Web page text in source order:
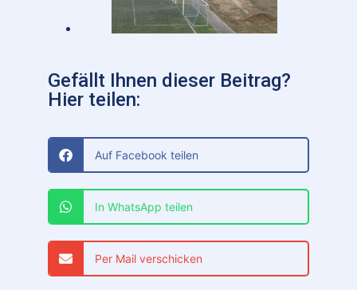
Gefällt Ihnen dieser Beitrag?
Hier teilen:
Auf Facebook teilen
In WhatsApp teilen
Per Mail verschicken